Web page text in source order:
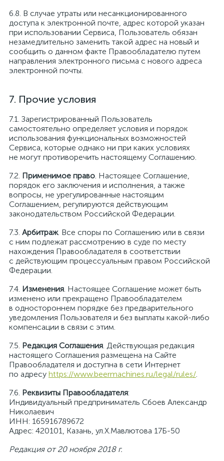
В случае утраты или несанкционированного
доступа к электронной почте, адрес которой указан
при использовании Сервиса, Пользователь обязан
незамедлительно заменить такой адрес на новый и
сообщить о данном факте Правообладателю путем
направления электронного письма с нового адреса
электронной почты.
Прочие условия
Зарегистрированный Пользователь
самостоятельно определяет условия и порядок
использования функциональных возможностей
Сервиса, которые однако ни при каких условиях
не могут противоречить настоящему Соглашению.
Применимое право. Настоящее Соглашение,
порядок его заключения и исполнения, а также
вопросы, не урегулированные настоящим
Соглашением, регулируются действующим
законодательством Российской Федерации.
Арбитраж. Все споры по Соглашению или в связи
с ним подлежат рассмотрению в суде по месту
нахождения Правообладателя в соответствии
с действующим процессуальным правом Российской
Федерации.
Изменения. Настоящее Соглашение может быть
изменено или прекращено Правообладателем
в одностороннем порядке без предварительного
уведомления Пользователя и без выплаты какой-либо
компенсации в связи с этим.
Редакция Соглашения. Действующая редакция
настоящего Соглашения размещена на Сайте
Правообладателя и доступна в сети Интернет
по адресу https://www.beermachines.ru/legal/rules/.
Реквизиты Правообладателя:
Индивидуальный предприниматель Сбоев Александр
Николаевич
ИНН: 165916789672
Адрес: 420101, Казань, ул.Х.Мавлютова 17Б-50
Редакция от 20 ноября 2018 г.